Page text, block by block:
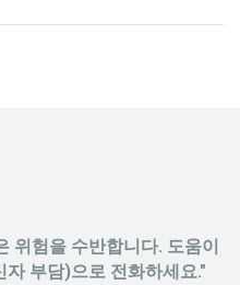
위험을 수반합니다. 도움이
부담)으로 전화하세요."